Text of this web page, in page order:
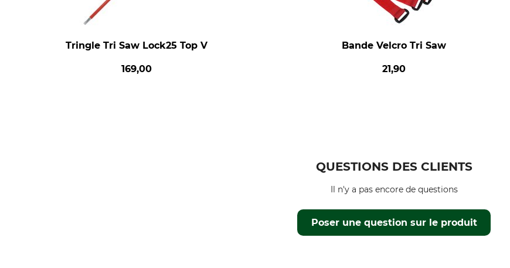
Tringle Tri Saw Lock25 Top V
169,00
Bande Velcro Tri Saw
21,90
QUESTIONS DES CLIENTS
Poser une question sur le produit
Il n'y a pas encore de questions